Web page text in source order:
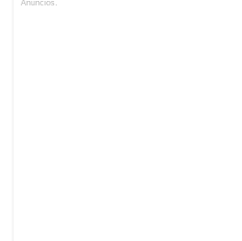
Anuncios.